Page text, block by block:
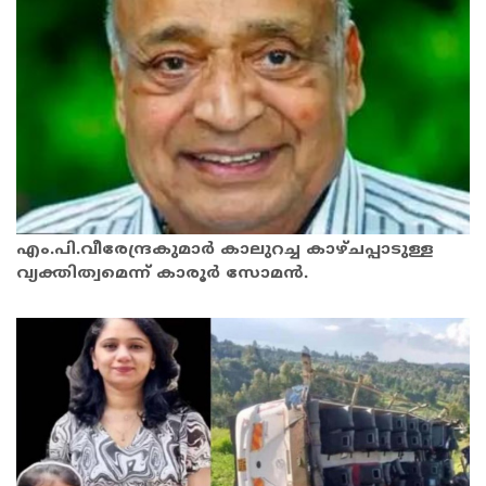
എം.പി.വീരേന്ദ്രകുമാർ കാലുറച്ച കാഴ്ചപ്പാടുള്ള
വ്യക്തിത്വമെന്ന് കാരൂർ സോമൻ.